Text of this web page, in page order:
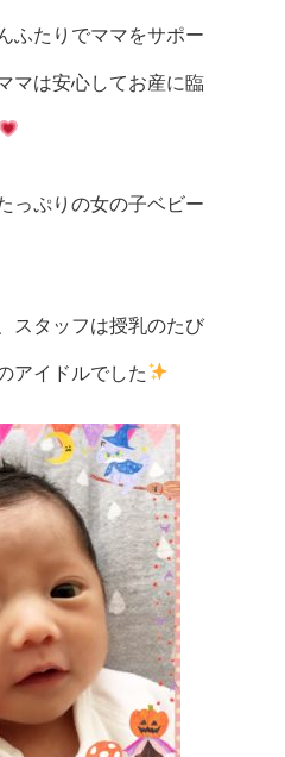
ふたりでママをサポー
マは安心してお産に臨
っぷりの女の子ベビー
スタッフは授乳のたび
アイドルでした